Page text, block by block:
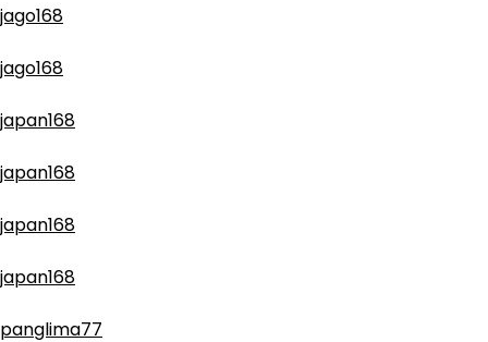
jago168
jago168
japan168
japan168
japan168
japan168
panglima77